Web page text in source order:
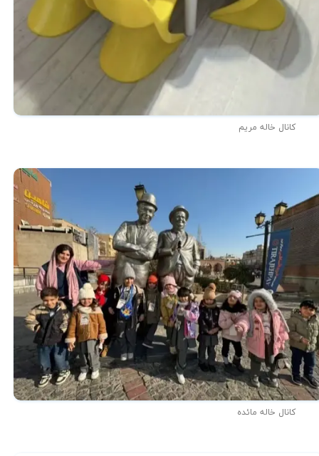
کانال خاله مریم
کانال خاله مائده